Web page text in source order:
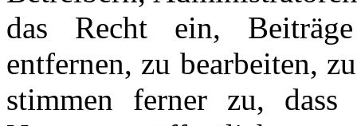
das Recht ein,
entfernen, zu bearbeiten,
stimmen ferner zu,